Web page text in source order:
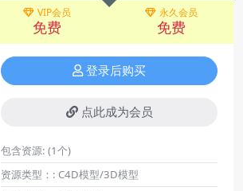
VIP会员
免费
永久会员
免费
登录后购买
点此成为会员
包含资源: (1个)
资源类型：: C4D模型/3D模型